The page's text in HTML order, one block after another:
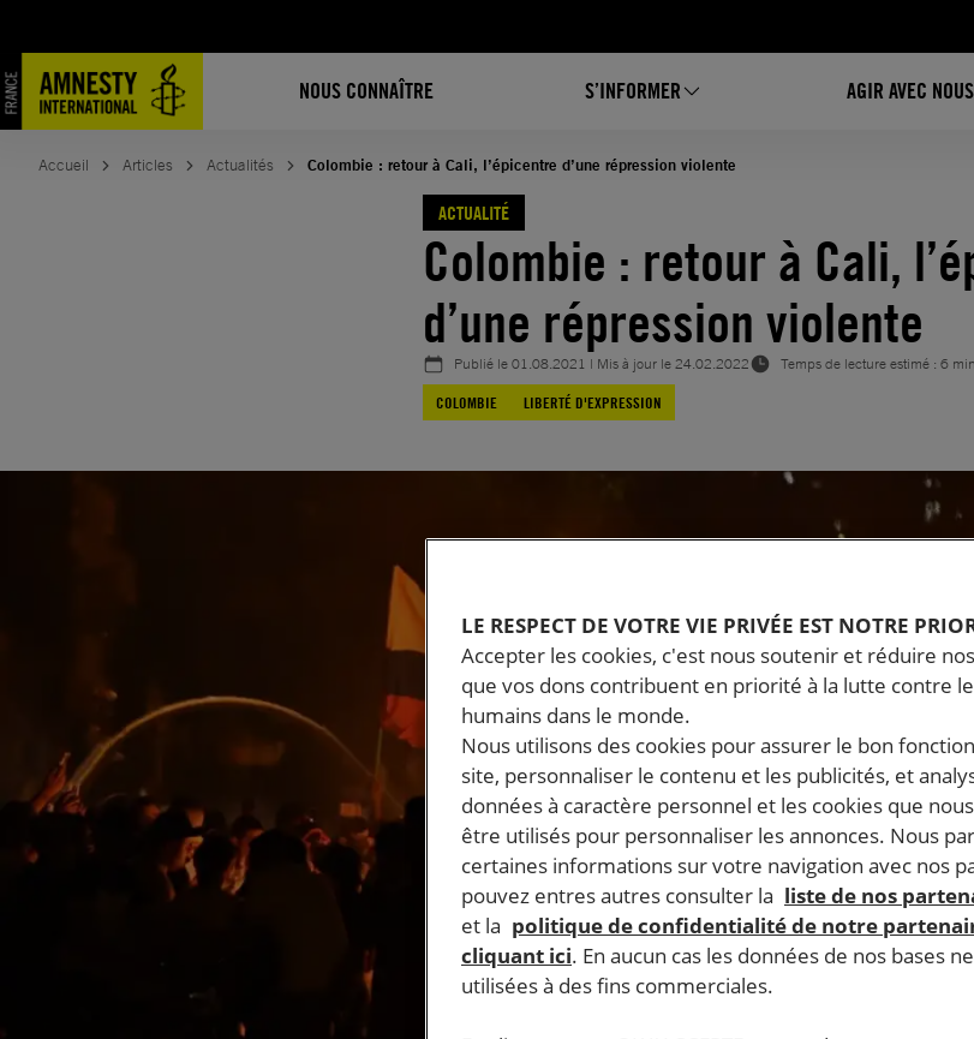
NOUS CONNAÎTRE S’INFORMER AGIR AVEC NOUS
contenu
Accueil Articles Actualités Colombie : retour à Cali, l’épicentre d’une répression violente
ACTUALITÉ
Colombie : retour à Cali,
d’une répression violente
Publié le01.08.2021 | Mis à jour le24.02.2022
Temps de lecture estimé : 6
COLOMBIE
LIBERTÉ D'EXPRESSION
LE RESPECT DE VOTRE VIE PRIVÉE EST NOTRE
Accepter les cookies, c'est nous soutenir et réduire
que vos dons contribuent en priorité à la lutte contre
humains dans le monde.
Nous utilisons des cookies pour assurer le bon
site, personnaliser le contenu et les publicités, et
données à caractère personnel et les cookies que
être utilisés pour personnaliser les annonces. Nous
certaines informations sur votre navigation avec nos
pouvez entres autres consulter la liste de nos
et la politique de confidentialité de notre
cliquant ici. En aucun cas les données de nos bases
utilisées à des fins commerciales.